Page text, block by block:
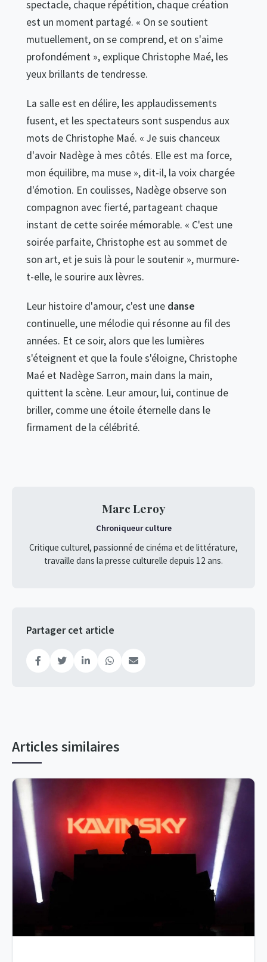
spectacle, chaque répétition, chaque création
est un moment partagé. « On se soutient
mutuellement, on se comprend, et on s'aime
profondément », explique Christophe Maé, les
yeux brillants de tendresse.
La salle est en délire, les applaudissements
fusent, et les spectateurs sont suspendus aux
mots de Christophe Maé. « Je suis chanceux
d'avoir Nadège à mes côtés. Elle est ma force,
mon équilibre, ma muse », dit-il, la voix chargée
d'émotion. En coulisses, Nadège observe son
compagnon avec fierté, partageant chaque
instant de cette soirée mémorable. « C'est une
soirée parfaite, Christophe est au sommet de
son art, et je suis là pour le soutenir », murmure-
t-elle, le sourire aux lèvres.
Leur histoire d'amour, c'est une danse
continuelle, une mélodie qui résonne au fil des
années. Et ce soir, alors que les lumières
s'éteignent et que la foule s'éloigne, Christophe
Maé et Nadège Sarron, main dans la main,
quittent la scène. Leur amour, lui, continue de
briller, comme une étoile éternelle dans le
firmament de la célébrité.
Marc Leroy
Chroniqueur culture
Critique culturel, passionné de cinéma et de littérature,
travaille dans la presse culturelle depuis 12 ans.
Partager cet article
Articles similaires